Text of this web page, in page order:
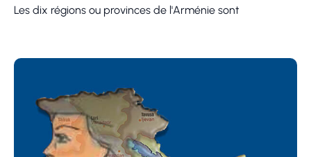
Les dix régions ou provinces de l'Arménie sont